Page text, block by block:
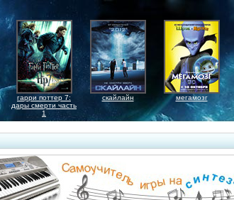
гарри поттер 7:
дары смерти часть
1
скайлайн мегамозг